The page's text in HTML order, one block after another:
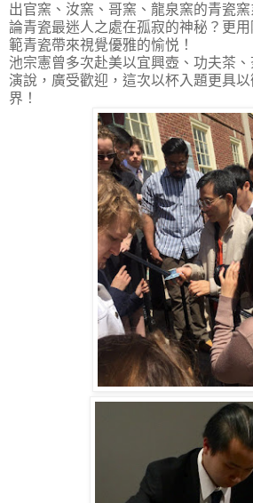
出官窯、汝窯、哥窯、龍泉窯的青瓷
論青瓷最迷人之處在孤寂的神秘？更
範青瓷帶來視覺優雅的愉悦！
池宗憲曾多次赴美以宜興壺、功夫茶
演說，廣受歡迎，這次以杯入題更具
界！